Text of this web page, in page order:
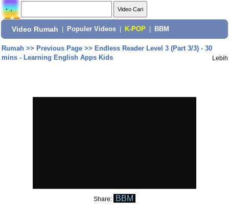
Video Rumah Populer Videos K-POP BBM
Rumah>> Previous Page>> Endless Reader Level 3 (Part 3/3) - 30
mins - Learning English Apps Kids
Lebih
Share: BBM